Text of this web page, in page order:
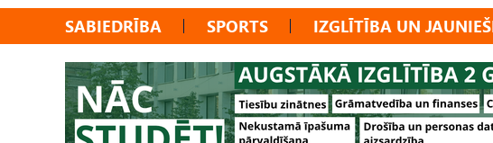
SABIEDRĪBA SPORTS IZGLĪTĪBA UN